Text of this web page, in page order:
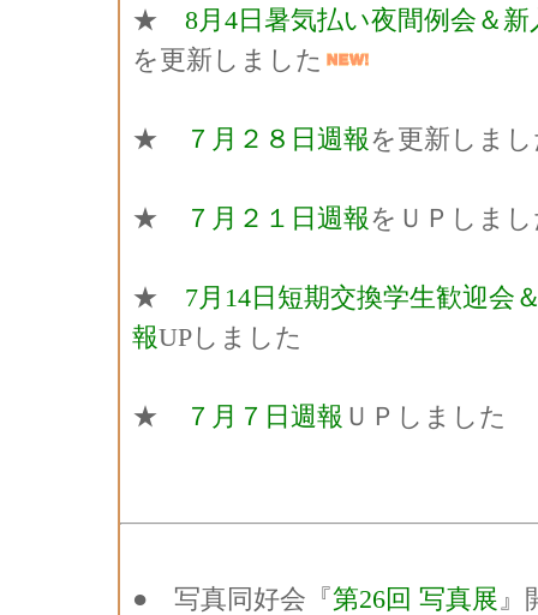
★ 8月4日暑気払い夜間例会＆
を更新しました
★ ７月２８日週報を更新しま
★ ７月２１日週報をＵＰしま
★ 7月14日短期交換学生歓迎会
報UPしました
★ ７月７日週報 ＵＰしました
● 写真同好会『第26回 写真展』